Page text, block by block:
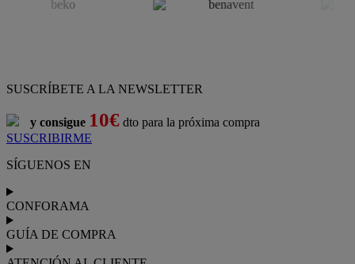
SUSCRÍBETE A LA NEWSLETTER
y consigue 10€ dto para la próxima compra
SUSCRIBIRME
SÍGUENOS EN
CONFORAMA
GUÍA DE COMPRA